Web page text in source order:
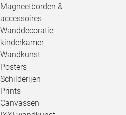
Magneetborden & -
accessoires
Wanddecoratie
kinderkamer
Wandkunst
Posters
Schilderijen
Prints
Canvassen